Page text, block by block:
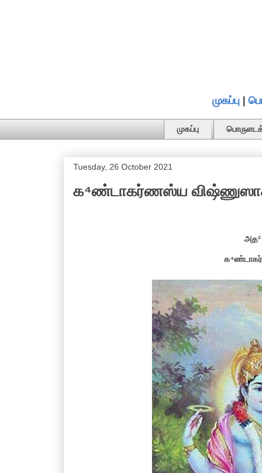
முகப்பு
முகப்பு
Tuesday, 26 October 2021
க⁴ண்டாகர்ணஸ்ய
அத²